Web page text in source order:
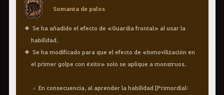
Somanta de palos
Se ha añadido el efecto de «Guardia frontal» al usar la
habilidad.
Se ha modificado para que el efecto de «Inmovilización en
el primer golpe con éxito» solo se aplique a monstruos.
En consecuencia, al aprender la habilidad [Primordial: